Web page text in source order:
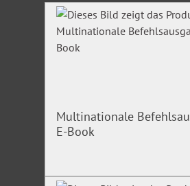
Produktgalerie überspringen
Multinationale
E-Book